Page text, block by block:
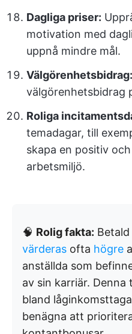
Dagliga priser:
motivation med
uppnå mindre mål.
Välgörenhetsbidrag:
välgörenhetsbidrag
Roliga
temadagar, till
skapa en positiv
arbetsmiljö.
🧠 Rolig fakta:
värderas ofta högre
anställda som
av sin karriär.
bland
benägna att